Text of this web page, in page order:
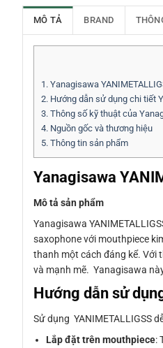
MÔ TẢ BRAND
1. Yanagisawa
2. Hướng dẫn sử dụng chi tiết
3. Thông số kỹ thuật của
4. Nguồn gốc và thương hiệu
5. Thông tin sản phẩm
Yanagisawa
Mô tả sản phẩm
Yanagisawa
saxophone với mouthpiece
thanh một cách đáng kể. Với
và mạnh mẽ. Yanagisawa
Hướng dẫn sử
Sử dụng YANIMETALLIGSS
Lắp đặt trên mouthpiece: